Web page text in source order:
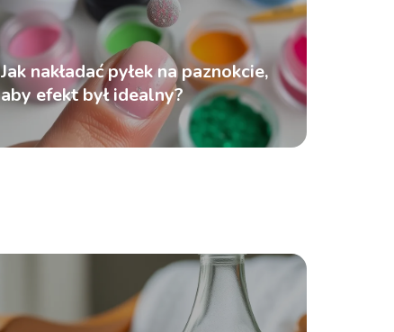
Jak nakładać pyłek na paznokcie,
aby efekt był idealny?